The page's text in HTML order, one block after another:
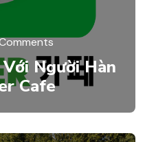
Người Hàn
Cafe